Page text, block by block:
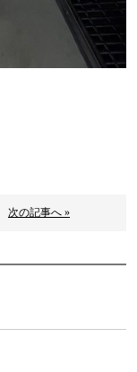
次の記事へ »